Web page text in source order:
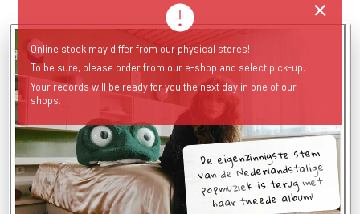
De eigenzinnigste stem
van de Nederlandstalige
popmuziek is terug met
haar tweede album!
Online stock may differ from our physical stores!
To be sure, please order from our e-shop and select pick-up.
Your records will be ready for you the next day in one of our
shops.